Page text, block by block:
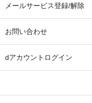
メールサービス登録/解除
お問い合わせ
dアカウントログイン